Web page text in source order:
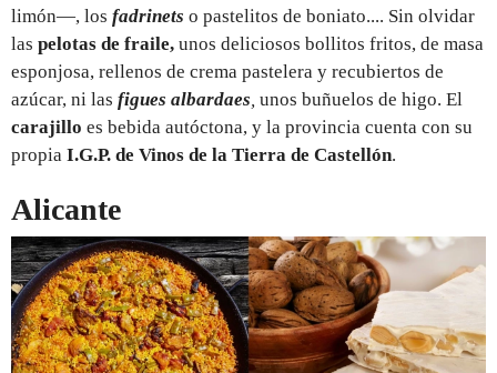
limón—, los fadrinets o pastelitos de boniato.... Sin olvidar
las pelotas de fraile, unos deliciosos bollitos fritos, de masa
esponjosa, rellenos de crema pastelera y recubiertos de
azúcar, ni las figues albardaes unos buñuelos de higo. El
carajillo es bebida autóctona, y la provincia cuenta con su
propia I.G.P. de Vinos de la Tierra de Castellón.
Alicante